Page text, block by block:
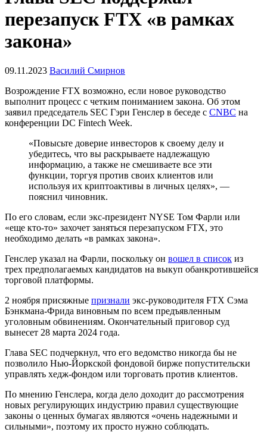
перезапуск FTX «в рамках
закона»
09.11.2023 Василий Смирнов
Возрождение FTX возможно, если новое руководство
выполнит процесс с четким пониманием закона. Об этом
заявил председатель SEC Гэри Генслер в беседе с CNBC на
конференции DC Fintech Week.
«Повысьте доверие инвесторов к своему делу и
убедитесь, что вы раскрываете надлежащую
информацию, а также не смешиваете все эти
функции, торгуя против своих клиентов или
используя их криптоактивы в личных целях», —
пояснил чиновник.
По его словам, если экс-президент NYSE Том Фарли или
«еще кто-то» захочет заняться перезапуском FTX, это
необходимо делать «в рамках закона».
Генслер указал на Фарли, поскольку он вошел в список из
трех предполагаемых кандидатов на выкуп обанкротившейся
торговой платформы.
2 ноября присяжные признали экс-руководителя FTX Сэма
Бэнкмана-Фрида виновным по всем предъявленным
уголовным обвинениям. Окончательный приговор суд
вынесет 28 марта 2024 года.
Глава SEC подчеркнул, что его ведомство никогда бы не
позволило Нью-Йоркской фондовой бирже попустительски
управлять хедж-фондом или торговать против клиентов.
По мнению Генслера, когда дело доходит до рассмотрения
новых регулирующих индустрию правил существующие
законы о ценных бумагах являются «очень надежными и
сильными», поэтому их просто нужно соблюдать.